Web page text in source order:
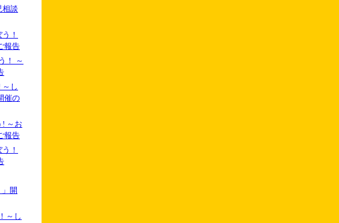
談
！
報告
！ ～
し
催の
! ～お
報告
！
開
～し